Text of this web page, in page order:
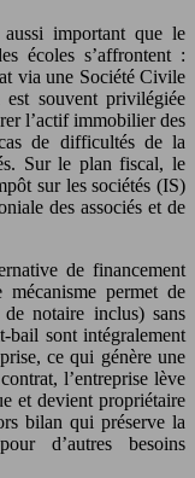
important que le
écoles s’affrontent :
via une Société Civile
souvent privilégiée
l’actif immobilier des
de difficultés de la
Sur le plan fiscal, le
sur les sociétés (IS)
des associés et de
de financement
permet de
notaire inclus) sans
bail sont intégralement
ce qui génère une
l’entreprise lève
et devient propriétaire
bilan qui préserve la
d’autres besoins